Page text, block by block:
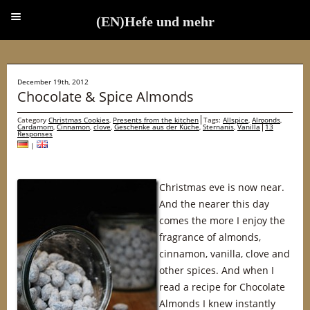
December 19th, 2012
Chocolate & Spice Almonds
Category Christmas Cookies, Presents from the kitchen Tags: Allspice, Almonds,
Cardamom,Cinnamon,clove,Geschenke aus der Küche,Sternanis,Vanilla 13
Responses
|
Christmas eve is now near.
And the nearer this day
comes the more I enjoy the
fragrance of almonds,
cinnamon, vanilla, clove and
other spices. And when I
read a recipe for Chocolate
Almonds I knew instantly
(EN)Hefe und mehr
(EN)Hefe und mehr